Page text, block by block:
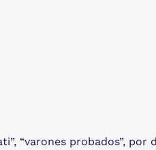
“varones probados”,